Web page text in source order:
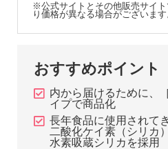
※公式サイトとその他販売サイ
り価格が異なる場合がございます
おすすめポイント
内から届けるために、
イプで商品化
長年食品に使用されて
二酸化ケイ素（シリカ
水素吸蔵シリカを採用